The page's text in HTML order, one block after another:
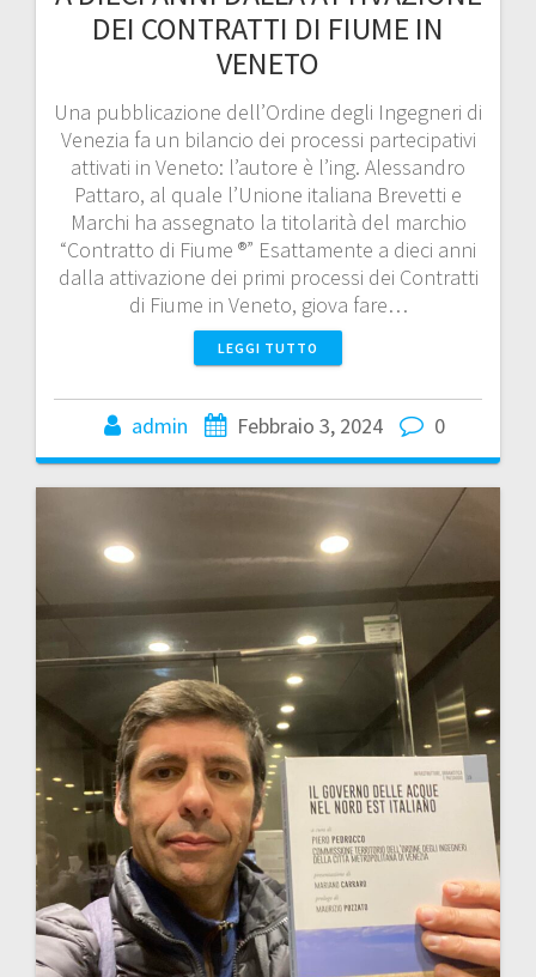
DEI CONTRATTI DI FIUME IN
VENETO
Una pubblicazione dell’Ordine degli Ingegneri di
Venezia fa un bilancio dei processi partecipativi
attivati in Veneto: l’autore è l’ing. Alessandro
Pattaro, al quale l’Unione italiana Brevetti e
Marchi ha assegnato la titolarità del marchio
“Contratto di Fiume ®” Esattamente a dieci anni
dalla attivazione dei primi processi dei Contratti
di Fiume in Veneto, giova fare…
LEGGI TUTTO
admin Febbraio 3, 2024 0